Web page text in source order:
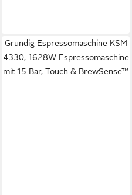
Grundig Espressomaschine KSM
4330, 1628W Espressomaschine
mit 15 Bar, Touch & BrewSense™